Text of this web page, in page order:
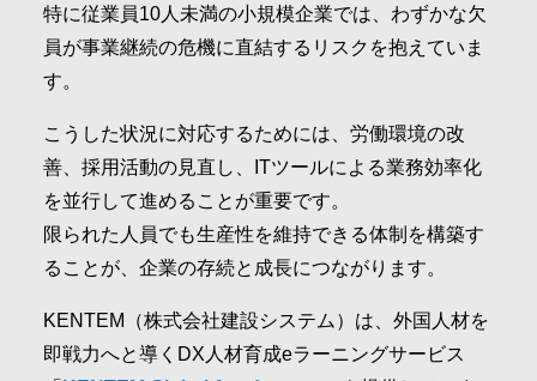
特に従業員10人未満の小規模企業では、わずかな欠
員が事業継続の危機に直結するリスクを抱えていま
す。
こうした状況に対応するためには、労働環境の改
善、採用活動の見直し、ITツールによる業務効率化
を並行して進めることが重要です。
限られた人員でも生産性を維持できる体制を構築す
ることが、企業の存続と成長につながります。
KENTEM（株式会社建設システム）は、外国人材を
即戦力へと導くDX人材育成eラーニングサービス